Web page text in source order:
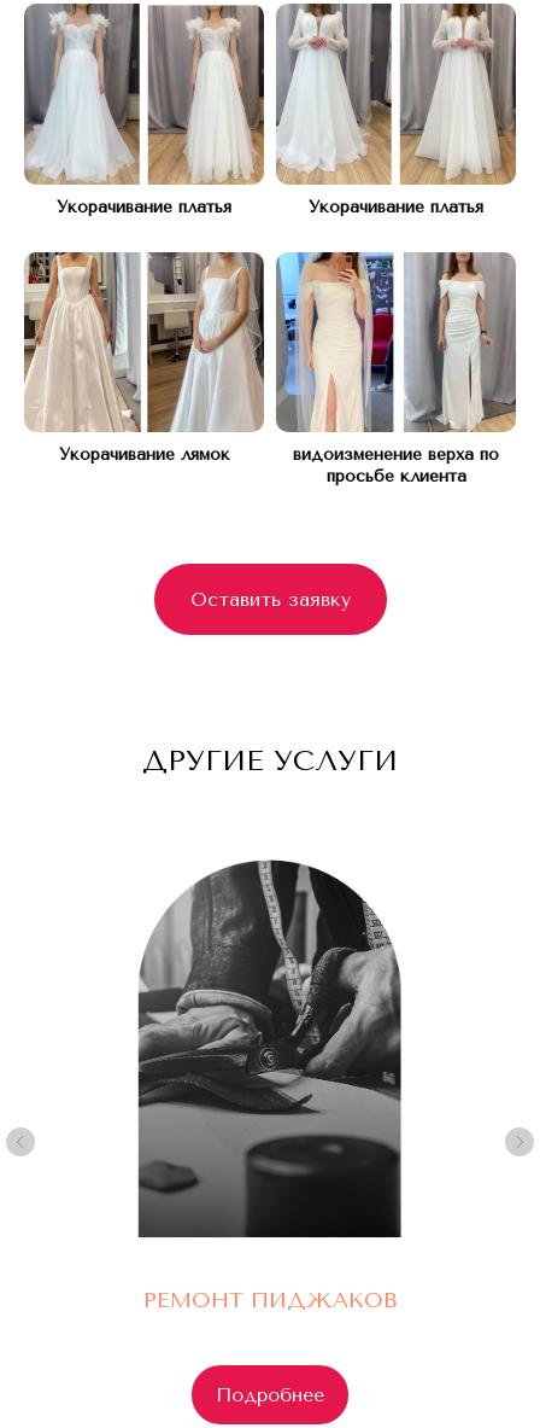
Укорачивание платья Укорачивание платья
Укорачивание лямок
видоизменение верха по
просьбе клиента
Оставить заявку
ДРУГИЕ УСЛУГИ
РЕМОНТ ПИДЖАКОВ
Подробнее
КУТУЗОВСКИЙ ПРОСПЕКТ Д.45
(рядом с подъездом 12)
С 10 ДО 21, БЕЗ ВЫХОДНЫХ
Часы работы:
+7(977) 748 45 45
Телефон:
*Instagram запрещен в РФ (Meta*
признана экстремистской организацией)
Оставьте заявку и мы вам перезвоним
Политикой конфиденциальности
Оставить заявку